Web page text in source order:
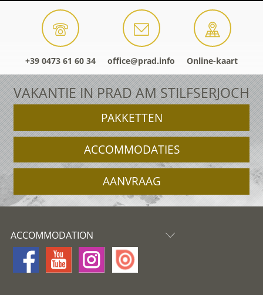
+39 0473 61 60 34 office@prad.info Online-kaart
VAKANTIE IN PRAD AM STILFSERJOCH
PAKKETTEN
ACCOMMODATIES
AANVRAAG
ACCOMMODATION